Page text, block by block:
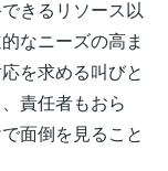
きるリソース以
なニーズの高ま
を求める叫びと
責任者もおら
面倒を見ること